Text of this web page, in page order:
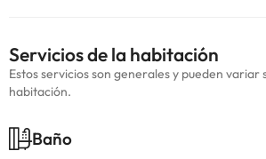
Servicios de la habitación
Estos servicios son generales y pueden variar
habitación.
Baño